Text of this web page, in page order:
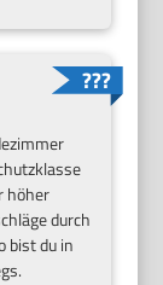
höher
durch
bist du in